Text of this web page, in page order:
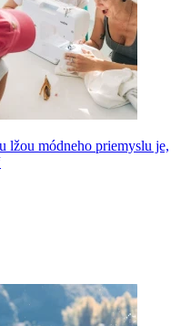
lžou módneho priemyslu je,